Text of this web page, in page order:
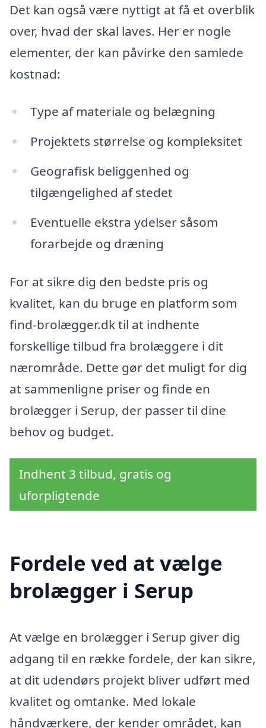
Det kan også være nyttigt at få et overblik
over, hvad der skal laves. Her er nogle
elementer, der kan påvirke den samlede
kostnad:
Type af materiale og belægning
Projektets størrelse og kompleksitet
Geografisk beliggenhed og
tilgængelighed af stedet
Eventuelle ekstra ydelser såsom
forarbejde og dræning
For at sikre dig den bedste pris og
kvalitet, kan du bruge en platform som
find-brolægger.dk til at indhente
forskellige tilbud fra brolæggere i dit
nærområde. Dette gør det muligt for dig
at sammenligne priser og finde en
brolægger i Serup, der passer til dine
behov og budget.
Indhent 3 tilbud, gratis og
uforpligtende
Fordele ved at vælge
brolægger i Serup
At vælge en brolægger i Serup giver dig
adgang til en række fordele, der kan sikre,
at dit udendørs projekt bliver udført med
kvalitet og omtanke. Med lokale
håndværkere, der kender området, kan